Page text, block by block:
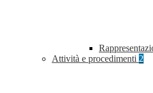
Attività e procedimenti 2